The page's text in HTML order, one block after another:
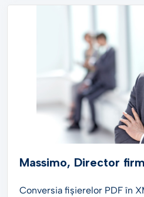
Massimo, Director
Conversia fișierelor PDF în